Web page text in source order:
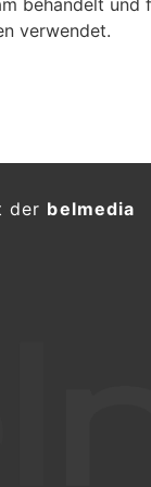
verwendet.
der belmedia